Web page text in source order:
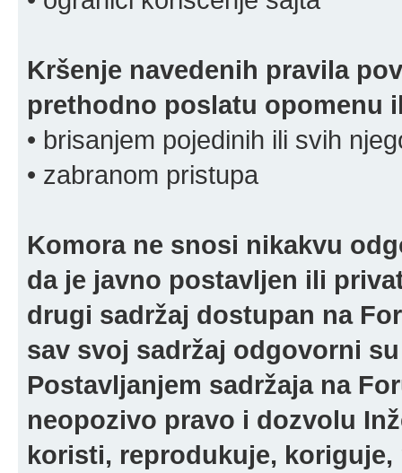
Kršenje navedenih pravila
prethodno poslatu opomenu
• brisanjem pojedinih ili svih
• zabranom pristupa
Komora ne snosi nikakvu
da je javno postavljen ili
drugi sadržaj dostupan na
sav svoj sadržaj odgovorni
Postavljanjem sadržaja na
neopozivo pravo i dozvolu
koristi, reprodukuje,